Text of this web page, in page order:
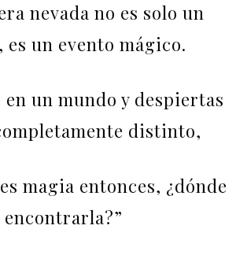
nevada no es solo un
es un evento mágico.
en un mundo y despiertas
distinto,
magia entonces, ¿dónde
encontrarla?”